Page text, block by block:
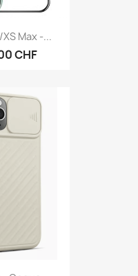
Max -...
CHF